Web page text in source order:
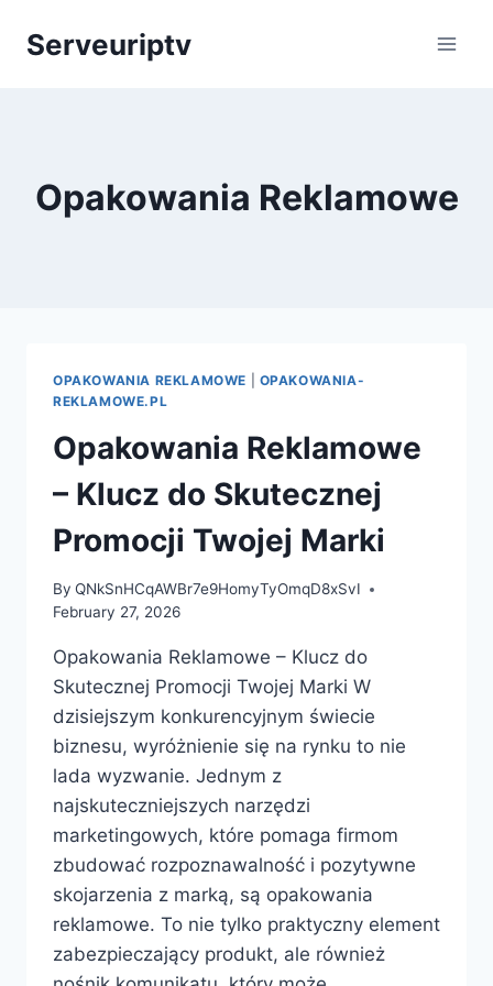
Serveuriptv
Opakowania Reklamowe
OPAKOWANIA REKLAMOWE
OPAKOWANIA-
REKLAMOWE.PL
Opakowania Reklamowe
– Klucz do Skutecznej
Promocji Twojej Marki
By QNkSnHCqAWBr7e9HomyTyOmqD8xSvI
February 27, 2026
Opakowania Reklamowe – Klucz do
Skutecznej Promocji Twojej Marki W
dzisiejszym konkurencyjnym świecie
biznesu, wyróżnienie się na rynku to nie
lada wyzwanie. Jednym z
najskuteczniejszych narzędzi
marketingowych, które pomaga firmom
zbudować rozpoznawalność i pozytywne
skojarzenia z marką, są opakowania
reklamowe. To nie tylko praktyczny element
zabezpieczający produkt, ale również